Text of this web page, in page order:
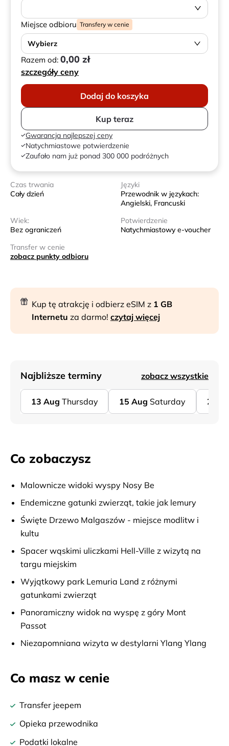
Miejsce odbioru Transfery w cenie
Wybierz
Razem od: 0,00 zł
szczegóły ceny
Dodaj do koszyka
Kup teraz
Gwarancja najlepszej ceny
Natychmiastowe potwierdzenie
Zaufało nam już ponad 300 000 podróżnych
Czas trwania
Cały dzień
Języki
Przewodnik w językach:
Angielski, Francuski
Wiek:
Bez ograniczeń
Potwierdzenie
Natychmiastowy e-voucher
Transfer w cenie
zobacz punkty odbioru
Kup tę atrakcję i odbierz eSIM z 1 GB
Internetu za darmo! czytaj więcej
Najbliższe terminy zobacz wszystkie
13 Aug Thursday 15 Aug Saturday 20
Co zobaczysz
Malownicze widoki wyspy Nosy Be
Endemiczne gatunki zwierząt, takie jak lemury
Święte Drzewo Malgaszów - miejsce modlitw i
kultu
Spacer wąskimi uliczkami Hell-Ville z wizytą na
targu miejskim
Wyjątkowy park Lemuria Land z różnymi
gatunkami zwierząt
Panoramiczny widok na wyspę z góry Mont
Passot
Niezapomniana wizyta w destylarni Ylang Ylang
Co masz w cenie
Transfer jeepem
Opieka przewodnika
Podatki lokalne